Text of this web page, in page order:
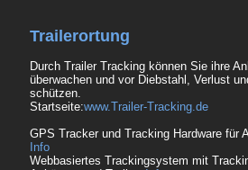
Trailerortung
Durch Trailer Tracking können Sie ihre
überwachen und vor Diebstahl, Verlust
schützen.
Startseite:www.Trailer-Tracking.de
GPS Tracker und Tracking Hardware für
Info
Webbasiertes Trackingsystem mit